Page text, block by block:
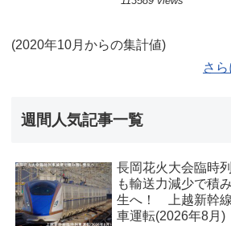
(2020年10月からの集計値)
さ
週間人気記事一覧
長岡花火大会臨時
も輸送力減少で積
生へ！ 上越新幹線
車運転(2026年8月)